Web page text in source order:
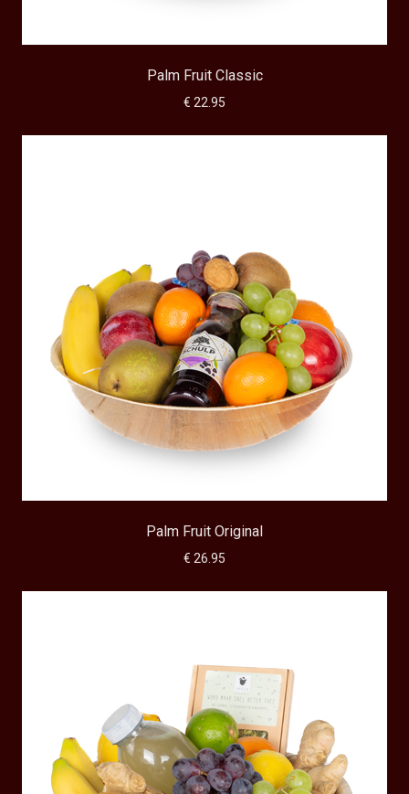
Palm Fruit Classic
€ 22.95
Palm Fruit Original
€ 26.95